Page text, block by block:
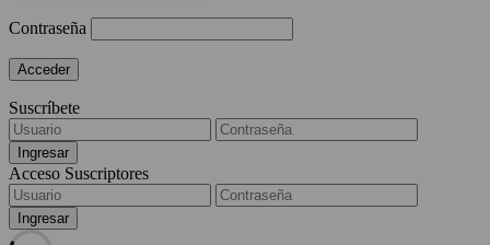
Contraseña
Suscríbete
Acceso Suscriptores